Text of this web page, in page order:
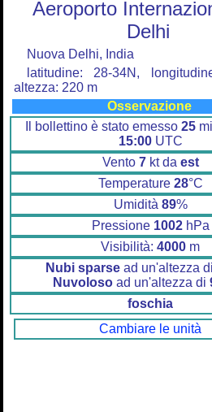
Aeroporto
Delhi
Nuova Delhi, India
latitudine: 28-34N,
altezza: 220 m
Osservazione
Il bollettino è stato emesso 25
15:00UTC
Vento 7kt da est
Temperature 28°C
Umidità 89%
Pressione 1002hPa
Visibilità: 4000 m
Nubi sparsead un'altezza di
Nuvolosoad un'altezza di
foschia
Cambiare le unità